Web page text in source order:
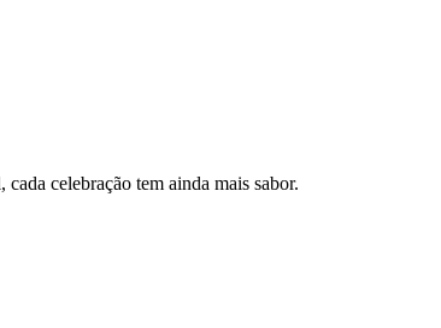
celebração tem ainda mais sabor.